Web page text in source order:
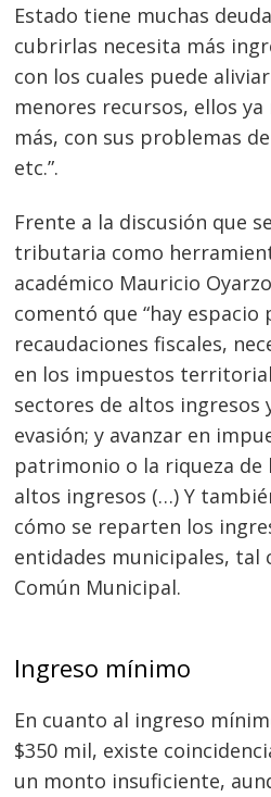
Estado tiene muchas
cubrirlas necesita más
con los cuales puede
menores recursos, ellos
más, con sus problemas
etc.”.
Frente a la discusión que
tributaria como
académico Mauricio
comentó que “hay
recaudaciones fiscales,
en los impuestos
sectores de altos ingresos
evasión; y avanzar en
patrimonio o la riqueza de
altos ingresos (…) Y
cómo se reparten los
entidades municipales, tal
Común Municipal.
Ingreso mínimo
En cuanto al ingreso
$350 mil, existe
un monto insuficiente,
Navegación
entradas